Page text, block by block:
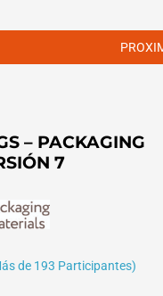
– PACKAGING
7
de 193 Participantes)